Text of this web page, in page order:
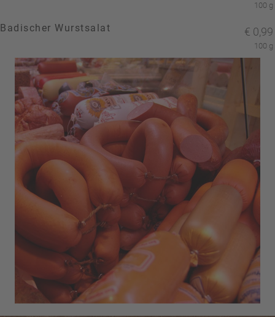
100 g
Badischer Wurstsalat € 0,99
100 g